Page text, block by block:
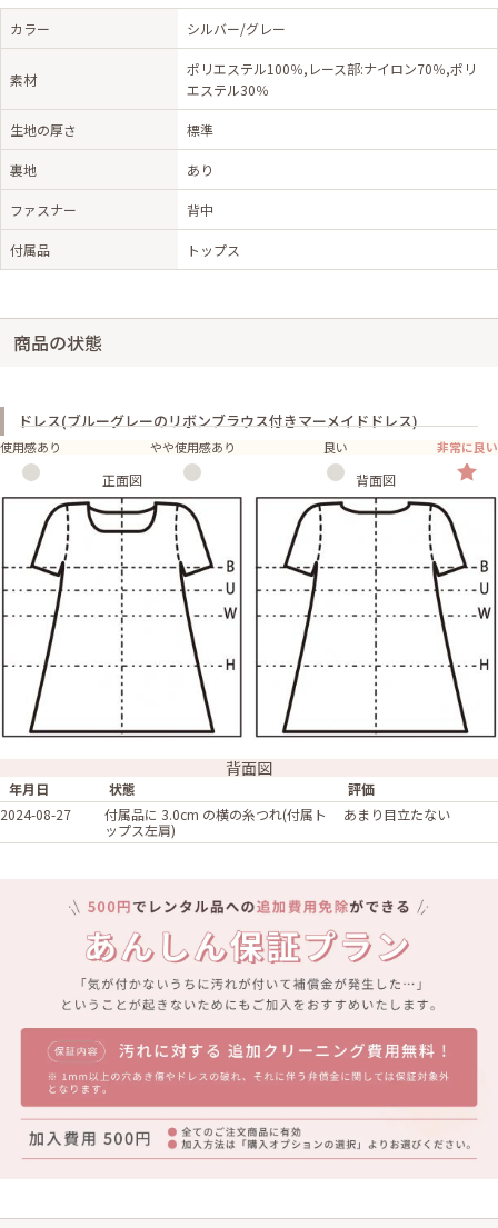
カラー シルバー/グレー
素材
ポリエステル100％,レース部:ナイロン70％,ポリ
エステル30％
生地の厚さ 標準
裏地 あり
ファスナー 背中
付属品 トップス
商品の状態
ドレス(ブルーグレーのリボンブラウス付きマーメイドドレス)
使用感あり やや使用感あり 良い 非常に良い
正面図 背面図
背面図
年月日 状態
評価
2024-08-27
付属品に 3.0cm の横の糸つれ(付属ト
ップス左肩)
あまり目立たない